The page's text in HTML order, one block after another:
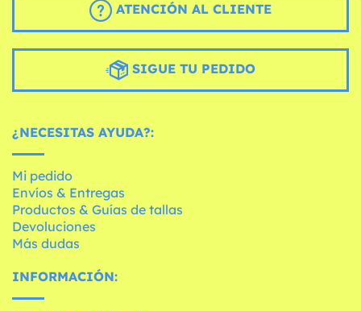
ATENCIÓN AL CLIENTE
SIGUE TU PEDIDO
¿NECESITAS AYUDA?:
Mi pedido
Envíos & Entregas
Productos & Guías de tallas
Devoluciones
Más dudas
INFORMACIÓN: